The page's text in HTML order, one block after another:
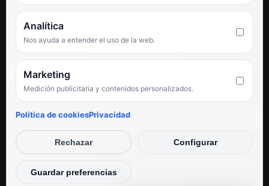
TikTok
PUNTUACIÓN DE 4,6 SOBRE 5 EN GOOGLE
★★★★★
Hemos comprado en varias ocasiones y siempre dan respuesta.
Espectacular, servicio de 10.»
Iván Rodríguez Ramos
© Electrodirecto 2026
Analítica
Nos ayuda a entender el uso de la web.
Marketing
Medición publicitaria y contenidos personalizados.
Política de cookiesPrivacidad
Rechazar Configurar
Guardar preferencias